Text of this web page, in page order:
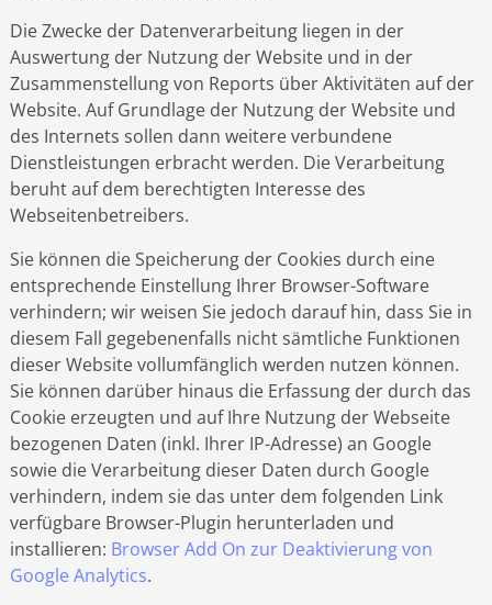
Die Zwecke der Datenverarbeitung liegen in der
Auswertung der Nutzung der Website und in der
Zusammenstellung von Reports über Aktivitäten auf der
Website. Auf Grundlage der Nutzung der Website und
des Internets sollen dann weitere verbundene
Dienstleistungen erbracht werden. Die Verarbeitung
beruht auf dem berechtigten Interesse des
Webseitenbetreibers.
Sie können die Speicherung der Cookies durch eine
entsprechende Einstellung Ihrer Browser-Software
verhindern; wir weisen Sie jedoch darauf hin, dass Sie in
diesem Fall gegebenenfalls nicht sämtliche Funktionen
dieser Website vollumfänglich werden nutzen können.
Sie können darüber hinaus die Erfassung der durch das
Cookie erzeugten und auf Ihre Nutzung der Webseite
bezogenen Daten (inkl. Ihrer IP-Adresse) an Google
sowie die Verarbeitung dieser Daten durch Google
verhindern, indem sie das unter dem folgenden Link
verfügbare Browser-Plugin herunterladen und
installieren: Browser Add On zur Deaktivierung von
Google Analytics.